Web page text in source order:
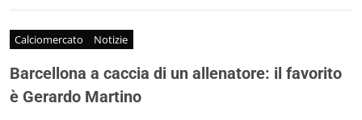
Calciomercato Notizie
Barcellona a caccia di un allenatore: il favorito
è Gerardo Martino